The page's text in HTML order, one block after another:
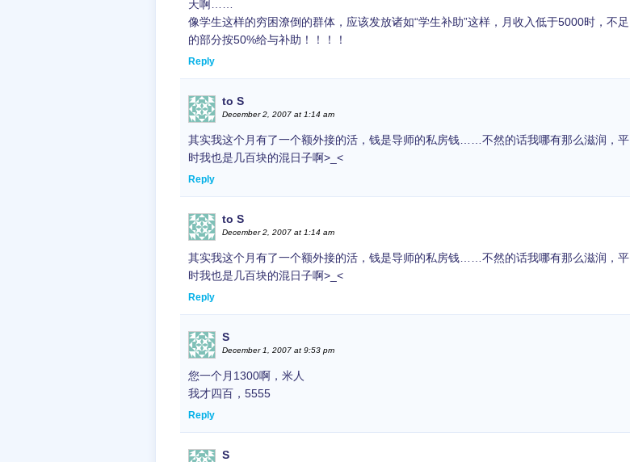
天啊……
像学生这样的穷困潦倒的群体，应该发放诸如“学生补助”这样，月收入低于5000时，不足
的部分按50%给与补助！！！！
Reply
to S
December 2, 2007 at 1:14 am
其实我这个月有了一个额外接的活，钱是导师的私房钱……不然的话我哪有那么滋润，平
时我也是几百块的混日子啊>_<
Reply
to S
December 2, 2007 at 1:14 am
其实我这个月有了一个额外接的活，钱是导师的私房钱……不然的话我哪有那么滋润，平
时我也是几百块的混日子啊>_<
Reply
S
December 1, 2007 at 9:53 pm
您一个月1300啊，米人
我才四百，5555
Reply
S